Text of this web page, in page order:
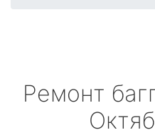
Ремонт